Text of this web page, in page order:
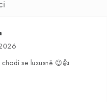
se luxusně 😉👍